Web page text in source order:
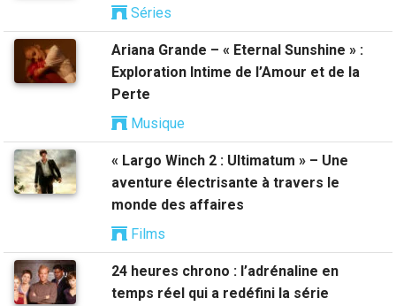
Séries
Ariana Grande – « Eternal Sunshine » :
Exploration Intime de l’Amour et de la
Perte
Musique
« Largo Winch 2 : Ultimatum » – Une
aventure électrisante à travers le
monde des affaires
Films
24 heures chrono : l’adrénaline en
temps réel qui a redéfini la série